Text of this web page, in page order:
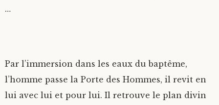
L’EPREUVE DU LABYRINTHE
…
Par l’immersion dans les eaux du baptême,
l’homme passe la Porte des Hommes, il revit en
lui avec lui et pour lui. Il retrouve le plan divin